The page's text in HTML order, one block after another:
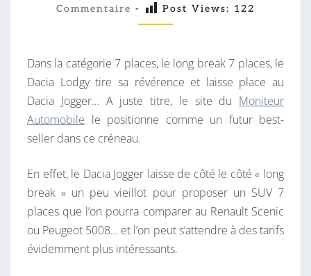
C
I
J
O
G
G
,
U
N
F
U
A
I
R
E
S
Commentaire - Post Views: 122
Dans la catégorie 7 places, le long break 7 places, le
Dacia Lodgy tire sa révérence et laisse place au
Dacia Jogger… A juste titre, le site du Moniteur
Automobile le positionne comme un futur best-
seller dans ce créneau.
En effet, le Dacia Jogger laisse de côté le côté « long
break » un peu vieillot pour proposer un SUV 7
places que l’on pourra comparer au Renault Scenic
ou Peugeot 5008… et l’on peut s’attendre à des tarifs
évidemment plus intéressants.